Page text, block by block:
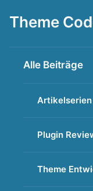
Inhalt
Theme
Alle Beiträge
Artikelserien
Plugin
Theme